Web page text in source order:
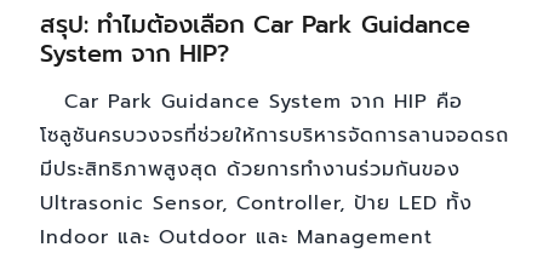
สรุป: ทำไมต้องเลือก Car Park Guidance
System จาก HIP?
Car Park Guidance System จาก HIP คือ
โซลูชันครบวงจรที่ช่วยให้การบริหารจัดการลานจอดรถ
มีประสิทธิภาพสูงสุด ด้วยการทำงานร่วมกันของ
Ultrasonic Sensor, Controller, ป้าย LED ทั้ง
Indoor และ Outdoor และ Management